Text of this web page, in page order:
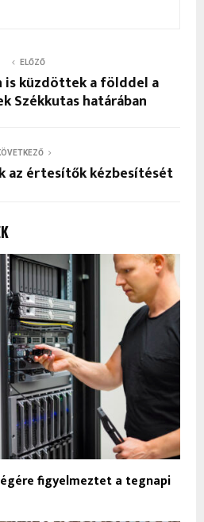
ELŐZŐ
is küzdöttek a földdel a
Székkutas határában
az értesítők kézbesítését
figyelmeztet a tegnapi